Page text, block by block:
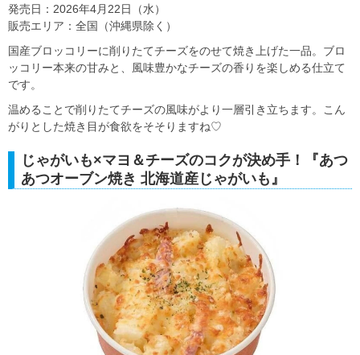
発売日：2026年4月22日（水）
販売エリア：全国（沖縄県除く）
国産ブロッコリーに削りたてチーズをのせて焼き上げた一品。ブロ
ッコリー本来の甘みと、風味豊かなチーズの香りを楽しめる仕立て
です。
温めることで削りたてチーズの風味がより一層引き立ちます。こん
がりとした焼き目が食欲をそそりますね♡
じゃがいも×マヨ＆チーズのコクが決め手！『あつ
あつオーブン焼き 北海道産じゃがいも』